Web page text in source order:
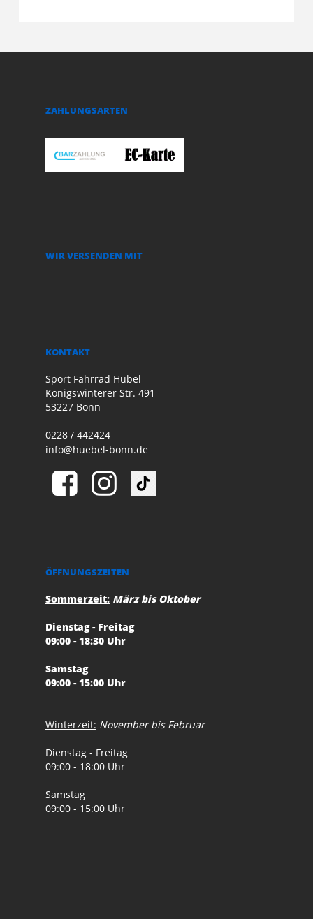
ZAHLUNGSARTEN
WIR VERSENDEN MIT
KONTAKT
Sport Fahrrad Hübel
Königswinterer Str. 491
53227 Bonn
0228 / 442424
info@huebel-bonn.de
ÖFFNUNGSZEITEN
Sommerzeit: März bis Oktober
Dienstag - Freitag
09:00 - 18:30 Uhr
Samstag
09:00 - 15:00 Uhr
Winterzeit: November bis Februar
Dienstag - Freitag
09:00 - 18:00 Uhr
Samstag
09:00 - 15:00 Uhr